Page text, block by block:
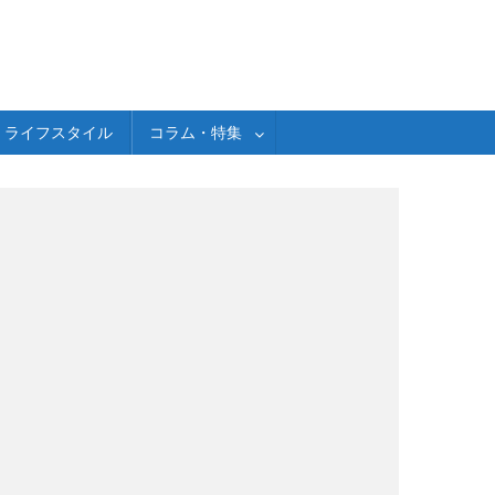
ライフスタイル コラム・特集